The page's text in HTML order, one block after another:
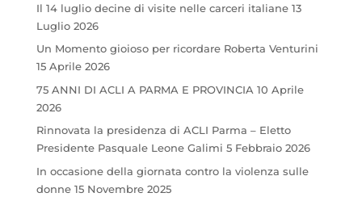
Il 14 luglio decine di visite nelle carceri italiane 13
Luglio 2026
Un Momento gioioso per ricordare Roberta Venturini
15 Aprile 2026
75 ANNI DI ACLI A PARMA E PROVINCIA 10 Aprile
2026
Rinnovata la presidenza di ACLI Parma – Eletto
Presidente Pasquale Leone Galimi 5 Febbraio 2026
In occasione della giornata contro la violenza sulle
donne 15 Novembre 2025